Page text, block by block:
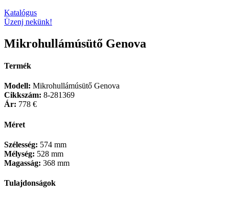
Katalógus
Üzenj nekünk!
Mikrohullámúsütő Genova
Termék
Modell: Mikrohullámúsütő Genova
Cikkszám: 8-281369
Ár: 778 €
Méret
Szélesség: 574 mm
Mélység: 528 mm
Magasság: 368 mm
Tulajdonságok